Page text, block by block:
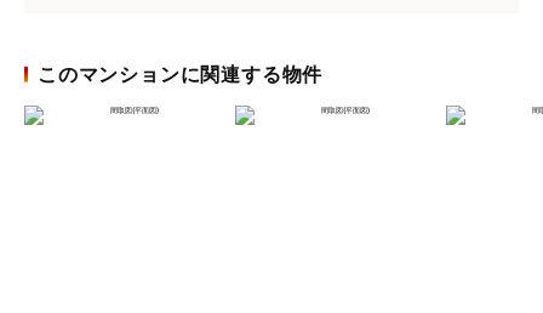
このマンションに関連する物件